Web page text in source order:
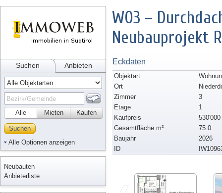
Suchen Anbieten
Alle Kaufen
Mieten
Suchen
Alle Optionen anzeigen
Neubauten
Anbieterliste
W03 –
Neubauprojekt
Eckdaten
Objektart
Ort
Zimmer
3
Etage
1
Kaufpreis
530'000
Gesamtfläche m²
75.0
Baujahr
2026
ID